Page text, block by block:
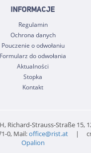
INFORMACJE
Regulamin
Ochrona danych
Pouczenie o odwołaniu
Formularz do odwołania
Aktualności
Stopka
Kontakt
Richard-Strauss-Straße 15,
0, Mail:office@rist.at|
Opalion